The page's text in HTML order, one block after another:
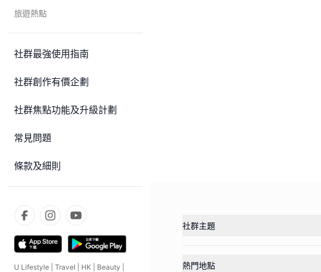
旅遊熱點
社群最強使用指南
社群創作有價企劃
社群焦點功能及升級計劃
常見問題
條款及細則
U Lifestyle Travel HK Beauty
社群主題
熱門地點